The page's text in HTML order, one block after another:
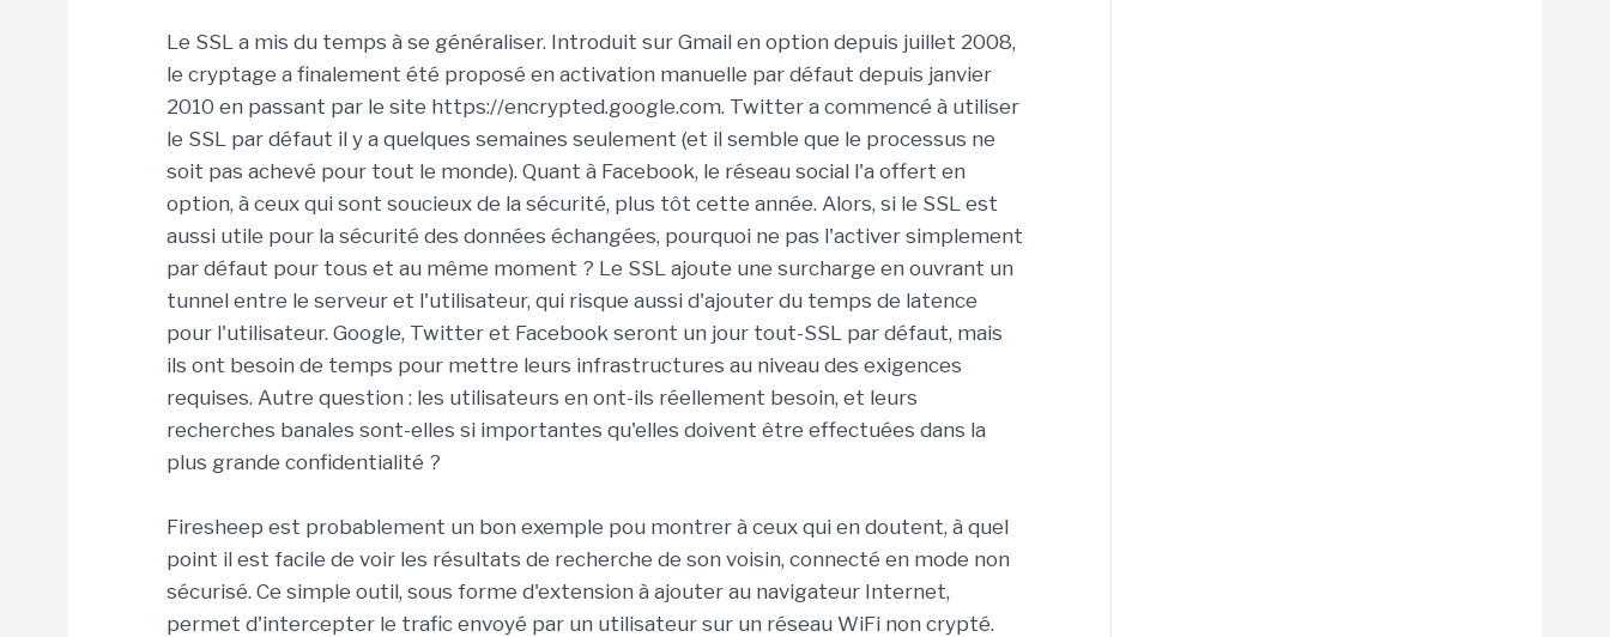
Le SSL a mis du temps à se généraliser. Introduit sur Gmail en option depuis juillet 2008,
le cryptage a finalement été proposé en activation manuelle par défaut depuis janvier
2010 en passant par le site https://encrypted.google.com. Twitter a commencé à utiliser
le SSL par défaut il y a quelques semaines seulement (et il semble que le processus ne
soit pas achevé pour tout le monde). Quant à Facebook, le réseau social l'a offert en
option, à ceux qui sont soucieux de la sécurité, plus tôt cette année. Alors, si le SSL est
aussi utile pour la sécurité des données échangées, pourquoi ne pas l'activer simplement
par défaut pour tous et au même moment ? Le SSL ajoute une surcharge en ouvrant un
tunnel entre le serveur et l'utilisateur, qui risque aussi d'ajouter du temps de latence
pour l'utilisateur. Google, Twitter et Facebook seront un jour tout-SSL par défaut, mais
ils ont besoin de temps pour mettre leurs infrastructures au niveau des exigences
requises. Autre question : les utilisateurs en ont-ils réellement besoin, et leurs
recherches banales sont-elles si importantes qu'elles doivent être effectuées dans la
plus grande confidentialité ?
Firesheep est probablement un bon exemple pou montrer à ceux qui en doutent, à quel
point il est facile de voir les résultats de recherche de son voisin, connecté en mode non
sécurisé. Ce simple outil, sous forme d'extension à ajouter au navigateur Internet,
permet d'intercepter le trafic envoyé par un utilisateur sur un réseau WiFi non crypté.